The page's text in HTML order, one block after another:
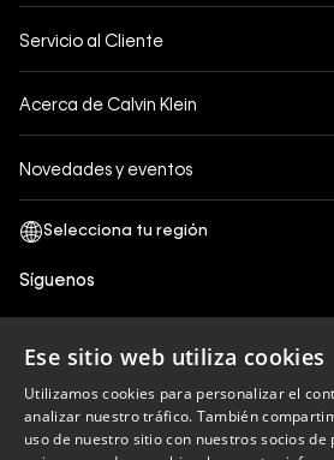
Formas de Pago
Servicio al Cliente
¿Cómo comprar?
Acerca de Calvin Klein
Términos y Condiciones
Política de Privacidad y tratamiento de
Política de Cookies
Libro de reclamaciones
Políticas de recojo en tienda
Novedades y eventos
Síguenos
Calvin Klein
Ese sitio web utiliza cookies
Utilizamos cookies para personalizar el
analizar nuestro tráfico. También
uso de nuestro sitio con nuestros socios de